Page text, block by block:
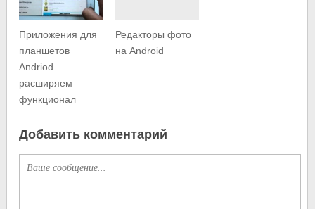
Приложения для
планшетов
Andriod —
расширяем
функционал
Редакторы фото
на Android
Добавить комментарий